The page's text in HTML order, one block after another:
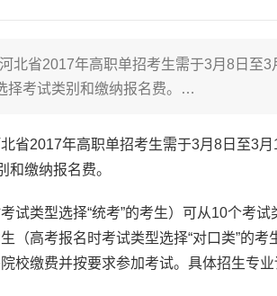
北省2017年高职单招考生需于3月8日至3
择考试类别和缴纳报名费。…
省2017年高职单招考生需于3月8日至3
和缴纳报名费。
类型选择“统考”的考生）可从10个考试
（高考报名时考试类型选择“对口类”的考
校缴费并按要求参加考试。具体招生专